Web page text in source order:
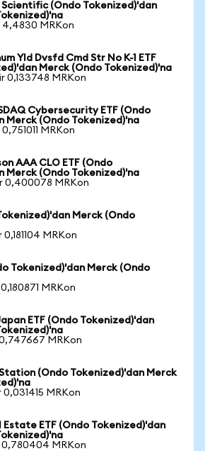
Scientific (Ondo Tokenized)'dan
4,4830 MRKon
Yld Dvsfd Cmd Str No K-1 ETF
Merck (Ondo Tokenized)'na
0,133748 MRKon
Cybersecurity ETF (Ondo
Merck (Ondo Tokenized)'na
MRKon
AAA CLO ETF (Ondo
Merck (Ondo Tokenized)'na
0,400078 MRKon
Merck (Ondo
MRKon
Tokenized)'dan Merck (Ondo
MRKon
ETF (Ondo Tokenized)'dan
MRKon
(Ondo Tokenized)'dan Merck
0,031415 MRKon
Estate ETF (Ondo Tokenized)'dan
0,780404 MRKon